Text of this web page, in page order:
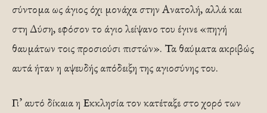
σύντομα ως άγιος όχι μονάχα στην Ανατολή, αλλά και
στη Δύση, εφόσον το άγιο λείψανο του έγινε «πηγή
θαυμάτων τοις προσιούσι πιστών». Τα θαύματα ακριβώς
αυτά ήταν η αψευδής απόδειξη της αγιοσύνης του.
Γι’ αυτό δίκαια η Εκκλησία τον κατέταξε στο χορό των